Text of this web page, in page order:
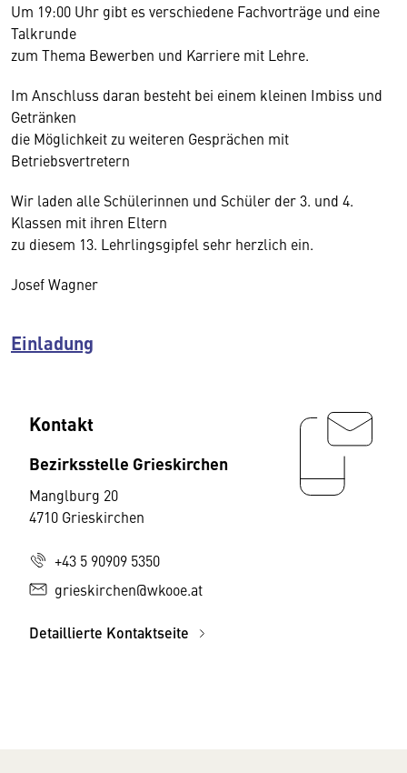
Um 19:00 Uhr gibt es verschiedene Fachvorträge und eine
Talkrunde
zum Thema Bewerben und Karriere mit Lehre.
Im Anschluss daran besteht bei einem kleinen Imbiss und
Getränken
die Möglichkeit zu weiteren Gesprächen mit
Betriebsvertretern
Wir laden alle Schülerinnen und Schüler der 3. und 4.
Klassen mit ihren Eltern
zu diesem 13. Lehrlingsgipfel sehr herzlich ein.
Josef Wagner
Einladung
Kontakt
Bezirksstelle Grieskirchen
Manglburg 20
4710 Grieskirchen
+43 5 90909 5350
grieskirchen@wkooe.at
Detaillierte Kontaktseite